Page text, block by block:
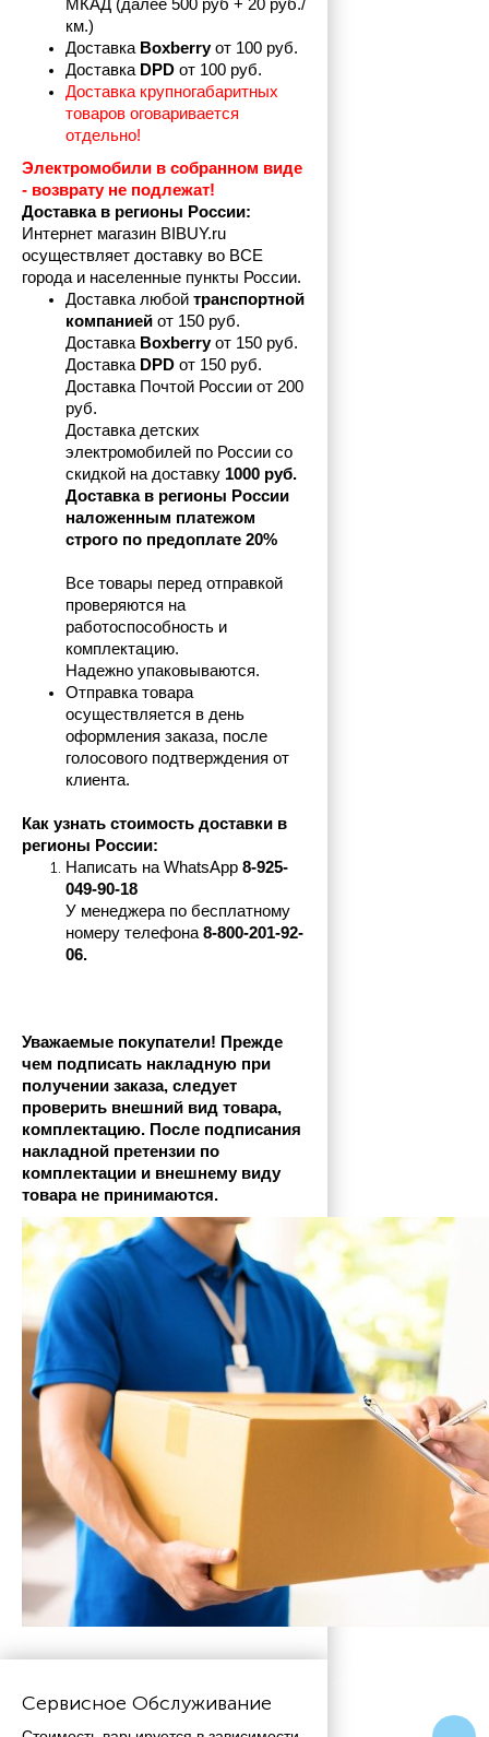
МКАД (далее 500 руб + 20 руб./
км.)
Доставка Boxberry от 100 руб.
Доставка DPD от 100 руб.
Доставка крупногабаритных
товаров оговаривается
отдельно!
Электромобили в собранном виде
- возврату не подлежат!
Доставка в регионы России:
Интернет магазин BIBUY.ru
осуществляет доставку во ВСЕ
города и населенные пункты России.
Доставка любой транспортной
компанией от 150 руб.
Доставка Boxberry от 150 руб.
Доставка DPD от 150 руб.
Доставка Почтой России от 200
руб.
Доставка детских
электромобилей по России со
скидкой на доставку 1000 руб.
Доставка в регионы России
наложенным платежом
строго по предоплате 20%
Все товары перед отправкой
проверяются на
работоспособность и
комплектацию.
Надежно упаковываются.
Отправка товара
осуществляется в день
оформления заказа, после
голосового подтверждения от
клиента.
Как узнать стоимость доставки в
регионы России:
Написать на WhatsApp 8-925-
049-90-18
У менеджера по бесплатному
номеру телефона 8-800-201-92-
06.
Уважаемые покупатели! Прежде
чем подписать накладную при
получении заказа, следует
проверить внешний вид товара,
комплектацию. После подписания
накладной претензии по
комплектации и внешнему виду
товара не принимаются.
Сервисное Обслуживание